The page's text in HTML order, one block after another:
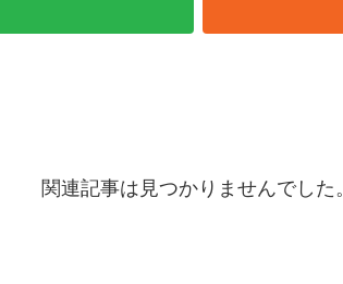
関連記事は見つかりませんでした。